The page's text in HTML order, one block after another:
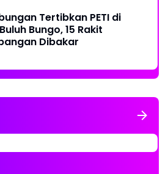
Tertibkan PETI di
Bungo, 15 Rakit
Dibakar